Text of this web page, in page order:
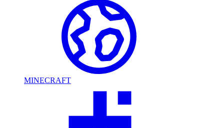
MINECRAFT